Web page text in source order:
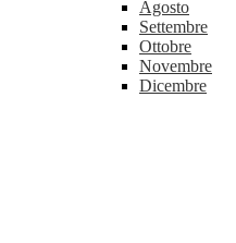
Agosto
Settembre
Ottobre
Novembre
Dicembre